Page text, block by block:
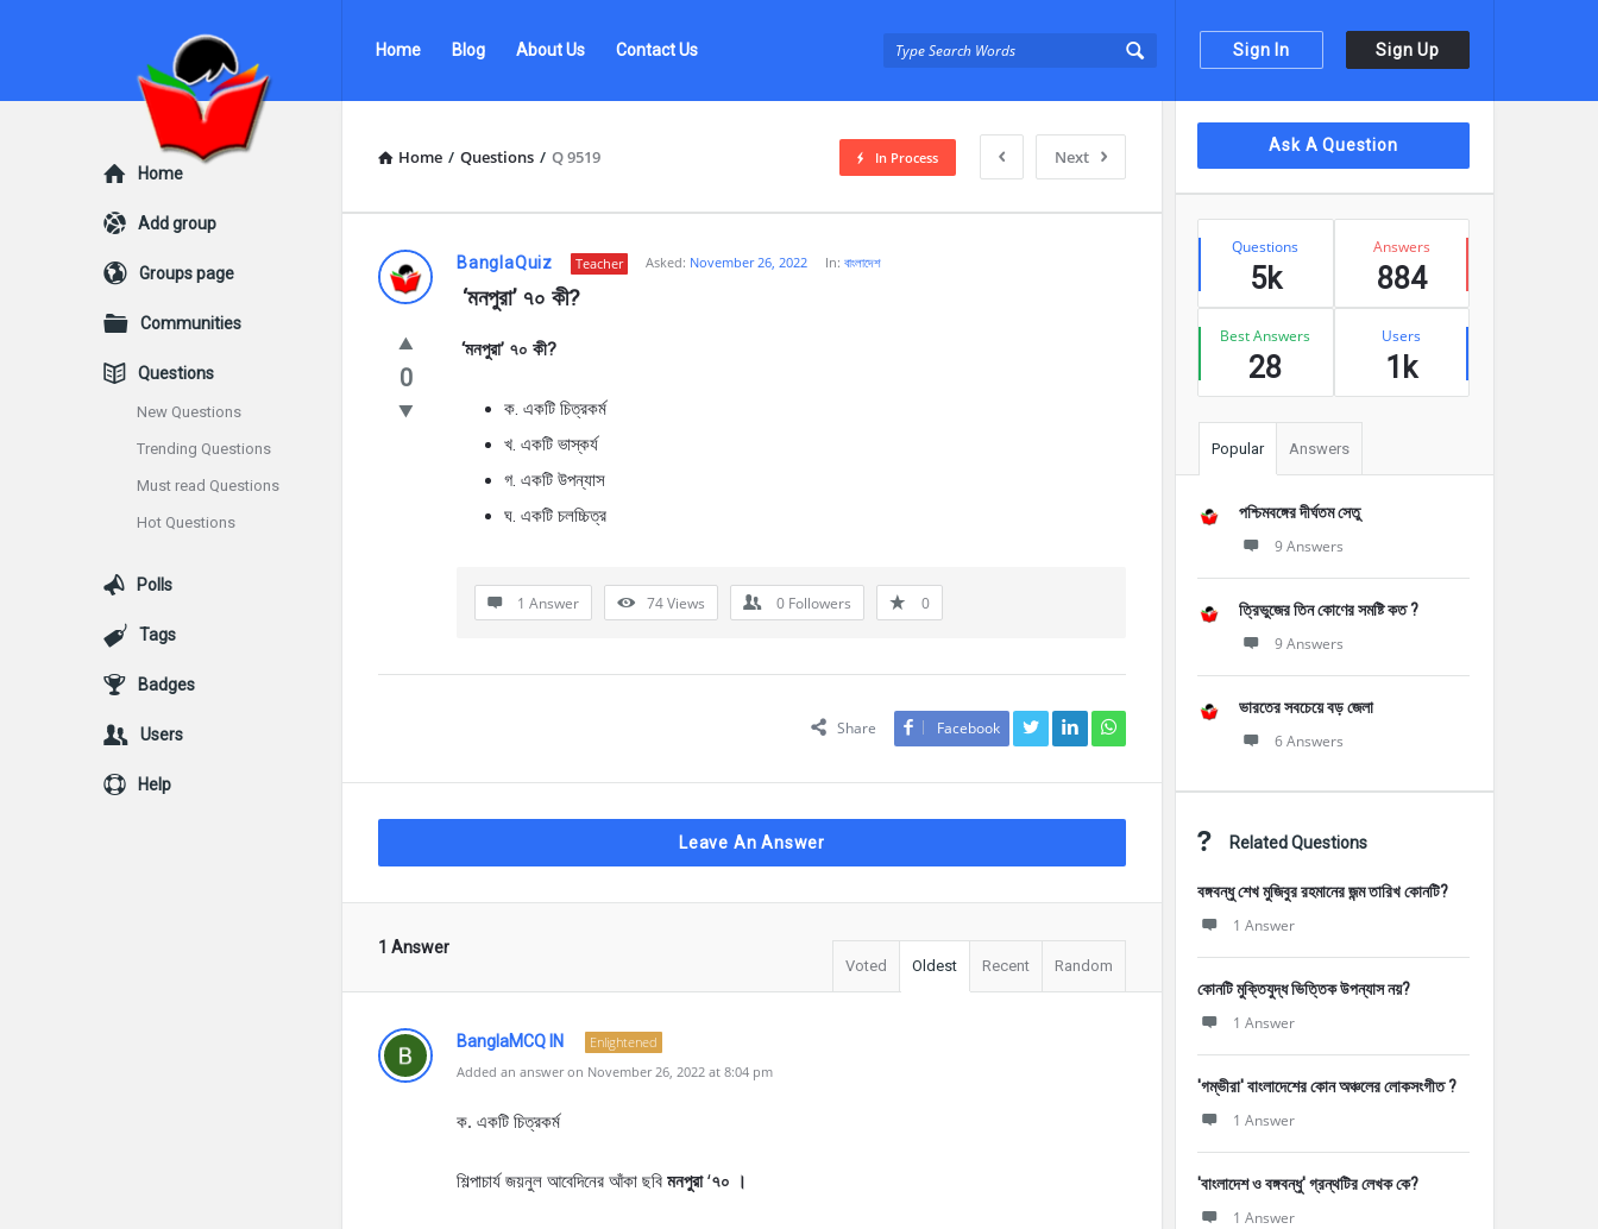
Sign In Sign Up
Questions
BanglaQuiz
Questions
by
BanglaQuiz
Home Blog About Us Contact Us
Home / Questions / Q 9519 Next
In Process
Ask
Questions
by
BanglaQuiz
Questions
BanglaQuiz Teacher Asked: November 26, 2022 In: বাংলাদেশ
‘মনপুরা’ ৭০ কী?
0
‘মনপুরা’ ৭০ কী?
ক. একটি চিত্রকর্ম
খ. একটি ভাস্কর্য
গ. একটি উপন্যাস
ঘ. একটি চলচ্চিত্র
1 Answer 74Views 0 Followers 0
Share Facebook
Leave An Answer
1 Answer
Voted Oldest Recent Random
BanglaMCQ IN
Enlightened
Added an answer on November 26, 2022 at 8:04 pm
ক. একটি চিত্রকর্ম
শিল্পাচার্য জয়নুল আবেদিনের আঁকা ছবি মনপুরা‘৭০ ।
Sidebar
Ask A Question
StatsQuestions
5k
Answers
884
Best Answers
28
Users
1k
Popular Answers
পশ্চিমবঙ্গের দীর্ঘতম সেতু
9 Answers
ত্রিভুজের তিন কোণের সমষ্টি কত ?
9 Answers
ভারতের সবচেয়ে বড় জেলা
6 Answers
Related Questions
বঙ্গবন্ধু শেখ মুজিবুর রহমানের জন্ম তারিখ কোনটি?
1 Answer
কোনটি মুক্তিযুদ্ধ ভিত্তিক উপন্যাস নয়?
1 Answer
'গম্ভীরা' বাংলাদেশের কোন অঞ্চলের লোকসংগীত ?
1 Answer
'বাংলাদেশ ও বঙ্গবন্ধু' গ্রন্থটির লেখক কে?
1 Answer
Explore
Home
Add group
Groups page
Communities
Questions
New Questions
Trending Questions
Must read Questions
Hot Questions
Polls
Tags
Badges
Users
Help